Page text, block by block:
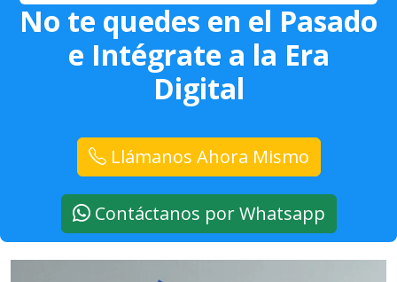
No te quedes en el Pasado
e Intégrate a la Era
Digital
Llámanos Ahora Mismo
Contáctanos por Whatsapp